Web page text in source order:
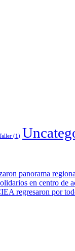
(1)
panorama
en centro de
regresaron por